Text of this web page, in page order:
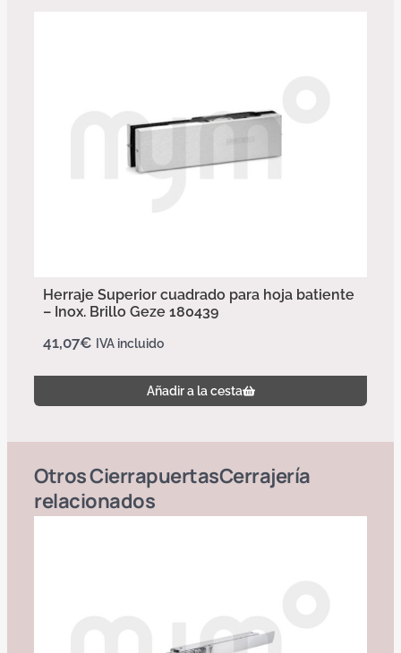
Herraje Superior cuadrado para hoja batiente
– Inox. Brillo Geze 180439
41,07€ IVA incluido
Añadir a la cesta
OtrosCierrapuertasCerrajería
relacionados